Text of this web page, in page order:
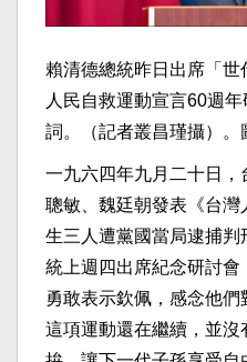
賴清德總統昨日出席「
人民自救運動宣言60週
詞。（記者叢昌瑾攝）。
一九六四年九月二十日
聰敏、魏廷朝發表《台
生三人遭黨國當局逮捕
統上週四出席紀念研討
勇敢表示欽佩，感念他
這項運動還在繼續，並